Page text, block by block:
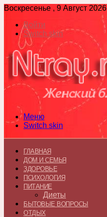
Воскресенье , 9 Август 2026
Войти
Switch skin
Меню
Switch skin
ГЛАВНАЯ
ДОМ И СЕМЬЯ
ЗДОРОВЬЕ
ПСИХОЛОГИЯ
ПИТАНИЕ
Диеты
БЫТОВЫЕ ВОПРОСЫ
ОТДЫХ